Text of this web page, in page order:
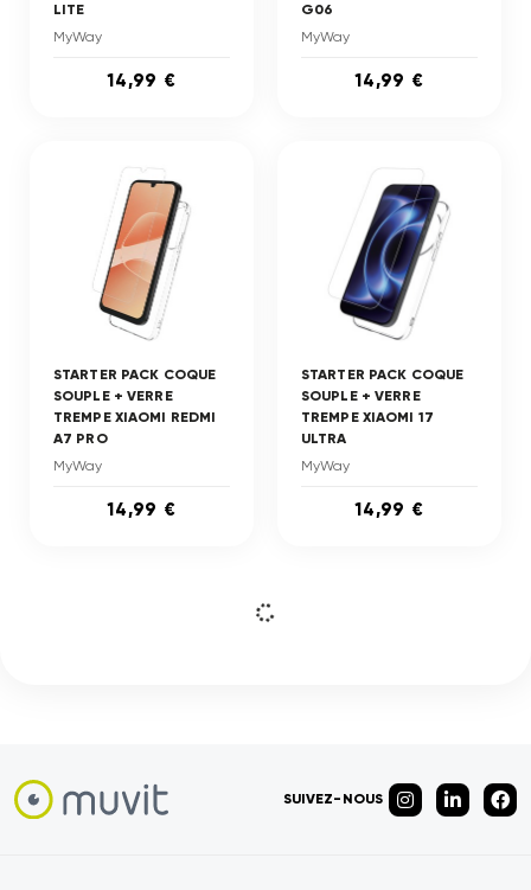
LITE
MyWay
14,99 €
G06
MyWay
14,99 €
STARTER PACK COQUE
SOUPLE + VERRE
TREMPE XIAOMI REDMI
A7 PRO
MyWay
14,99 €
STARTER PACK COQUE
SOUPLE + VERRE
TREMPE XIAOMI 17
ULTRA
MyWay
14,99 €
SUIVEZ-NOUS